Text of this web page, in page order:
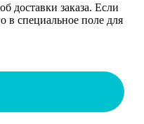
доставки заказа. Если
в специальное поле для